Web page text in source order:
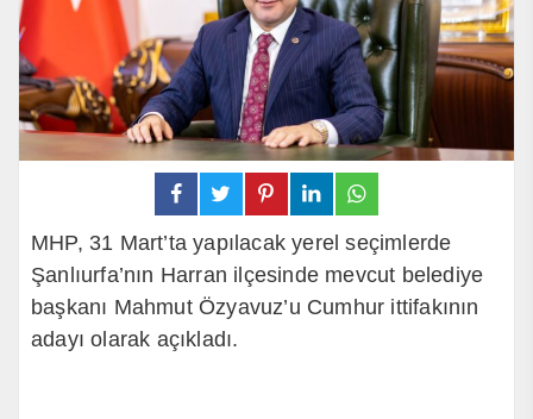
MHP, 31 Mart’ta yapılacak yerel seçimlerde
Şanlıurfa’nın Harran ilçesinde mevcut belediye
başkanı Mahmut Özyavuz’u Cumhur ittifakının
adayı olarak açıkladı.